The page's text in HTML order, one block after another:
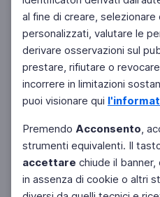
al fine di creare, selezionare
personalizzati, valutare le
derivare osservazioni sul
prestare, rifiutare o
incorrere in limitazioni
puoi visionare qui
Premendo Acconsento,
strumenti equivalenti. Il
accettare chiude il banner,
in assenza di cookie o altri